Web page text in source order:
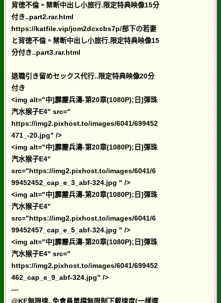
背徳不倫。禁断中出し小旅行.限定特典映像15分
付き..part2.rar.html
https://katfile.vip/jom2dcxcbs7p/部下の若妻
と背徳不倫。禁断中出し小旅行.限定特典映像15
分付き..part3.rar.html
退職引き留めセックス代行..限定特典映像20分
付き
<img alt="中]霹靂兵濤-第20章(1080P);日]彈珠
汽水猴子E4" src="
https://img2.pixhost.to/images/6041/699452
471_-20.jpg" />
<img alt="中]霹靂兵濤-第20章(1080P);日]彈珠
汽水猴子E4"
src="https://img2.pixhost.to/images/6041/6
99452452_cap_e_3_abf-324.jpg " />
<img alt="中]霹靂兵濤-第20章(1080P);日]彈珠
汽水猴子E4"
src="https://img2.pixhost.to/images/6041/6
99452457_cap_e_5_abf-324.jpg " />
<img alt="中]霹靂兵濤-第20章(1080P);日]彈珠
汽水猴子E4" src="
https://img2.pixhost.to/images/6041/699452
462_cap_e_9_abf-324.jpg" />
---
@KF無限速,,免會員單檔無限制下載速度(一樣選